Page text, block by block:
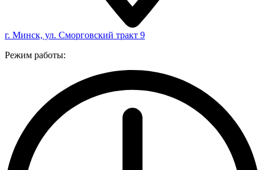
г. Минск, ул. Сморговский тракт 9
Режим работы: